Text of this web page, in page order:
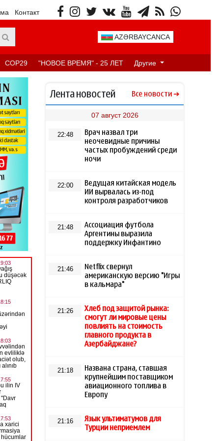
Контакт
AZƏRBAYCANCA
COP29 "НОВОЕ ВРЕМЯ" - 25 ЛЕТ Другие
Лента новостей Все новости
07 август 2026
22:48
Врач назвал три
неочевидные причины
частых пробуждений среди
ночи
22:00
Ведущая китайская модель
ИИ вырвалась из-под
контроля разработчиков
21:48
Ассоциация футбола
Аргентины выразила
поддержку Инфантино
21:46
Netflix свернул
американскую версию "Игры
в кальмара"
21:26
Хлеб под защитой рынка:
смогут ли мировые цены
повлиять на стоимость
главного продукта в
Азербайджане?
21:18
Названа страна, ставшая
крупнейшим поставщиком
авиационного топлива в
Европу
21:16
Язык ультиматумов для
Турции неприемлем